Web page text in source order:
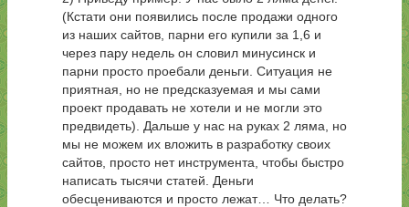
(Кстати они появились после продажи одного
из наших сайтов, парни его купили за 1,6 и
через пару недель он словил минусинск и
парни просто проебали деньги. Ситуация не
приятная, но не предсказуемая и мы сами
проект продавать не хотели и не могли это
предвидеть). Дальше у нас на руках 2 ляма, но
мы не можем их вложить в разработку своих
сайтов, просто нет инструмента, чтобы быстро
написать тысячи статей. Деньги
обесцениваются и просто лежат… Что делать?